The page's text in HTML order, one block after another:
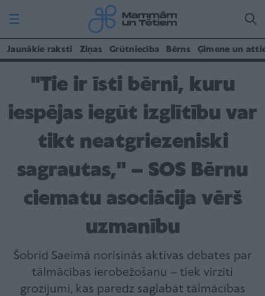
Jaunākie raksti Ziņas Grūtniecība Bērns Ģimene un
"Tie ir īsti bērni, kuru
iespējas iegūt izglītību var
tikt neatgriezeniski
sagrautas," – SOS Bērnu
ciematu asociācija vērš
uzmanību
Šobrīd Saeimā norisinās aktīvas debates par
tālmācības ierobežošanu – tiek virzīti
grozījumi, kas paredz saglabāt tālmācības